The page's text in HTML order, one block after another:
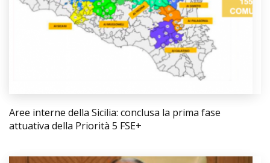
Aree interne della Sicilia: conclusa la prima fase
attuativa della Priorità 5 FSE+